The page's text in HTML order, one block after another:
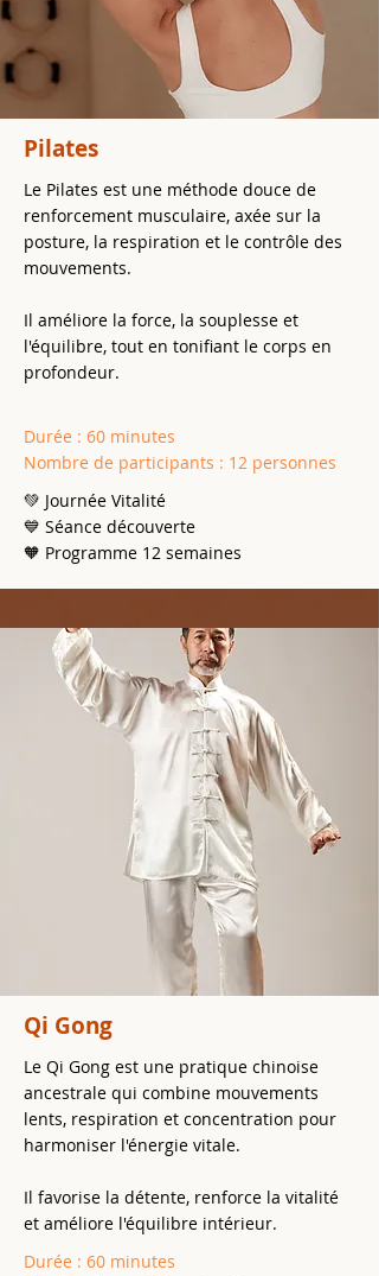
Coaching pour développer son bien-être
et s'épanouir.
Légende des différents types de séances :
💙 Séance découverte : Séance à la carte
1 séance par semaine pendant 12 semaines
💚 Journée Vitalité : Journée spéciale composée
de 5 activités au choix
❤️ Atelier : Ateliers et Webinaires
Pilates
Le Pilates est une méthode douce de
renforcement musculaire, axée sur la
posture, la respiration et le contrôle des
mouvements.
Il améliore la force, la souplesse et
l'équilibre, tout en tonifiant le corps en
profondeur.
Durée : 60 minutes
Nombre de participants : 12 personnes
💚 Journée Vitalité
💙 Séance découverte
🧡 Programme 12 semaines
Qi Gong
Le Qi Gong est une pratique chinoise
ancestrale qui combine mouvements
lents, respiration et concentration pour
harmoniser l'énergie vitale.
Il favorise la détente, renforce la vitalité
et améliore l'équilibre intérieur.
Durée : 60 minutes